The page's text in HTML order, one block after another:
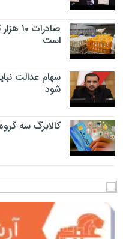
است
سهام عدالت
شود
کالابرگ سه